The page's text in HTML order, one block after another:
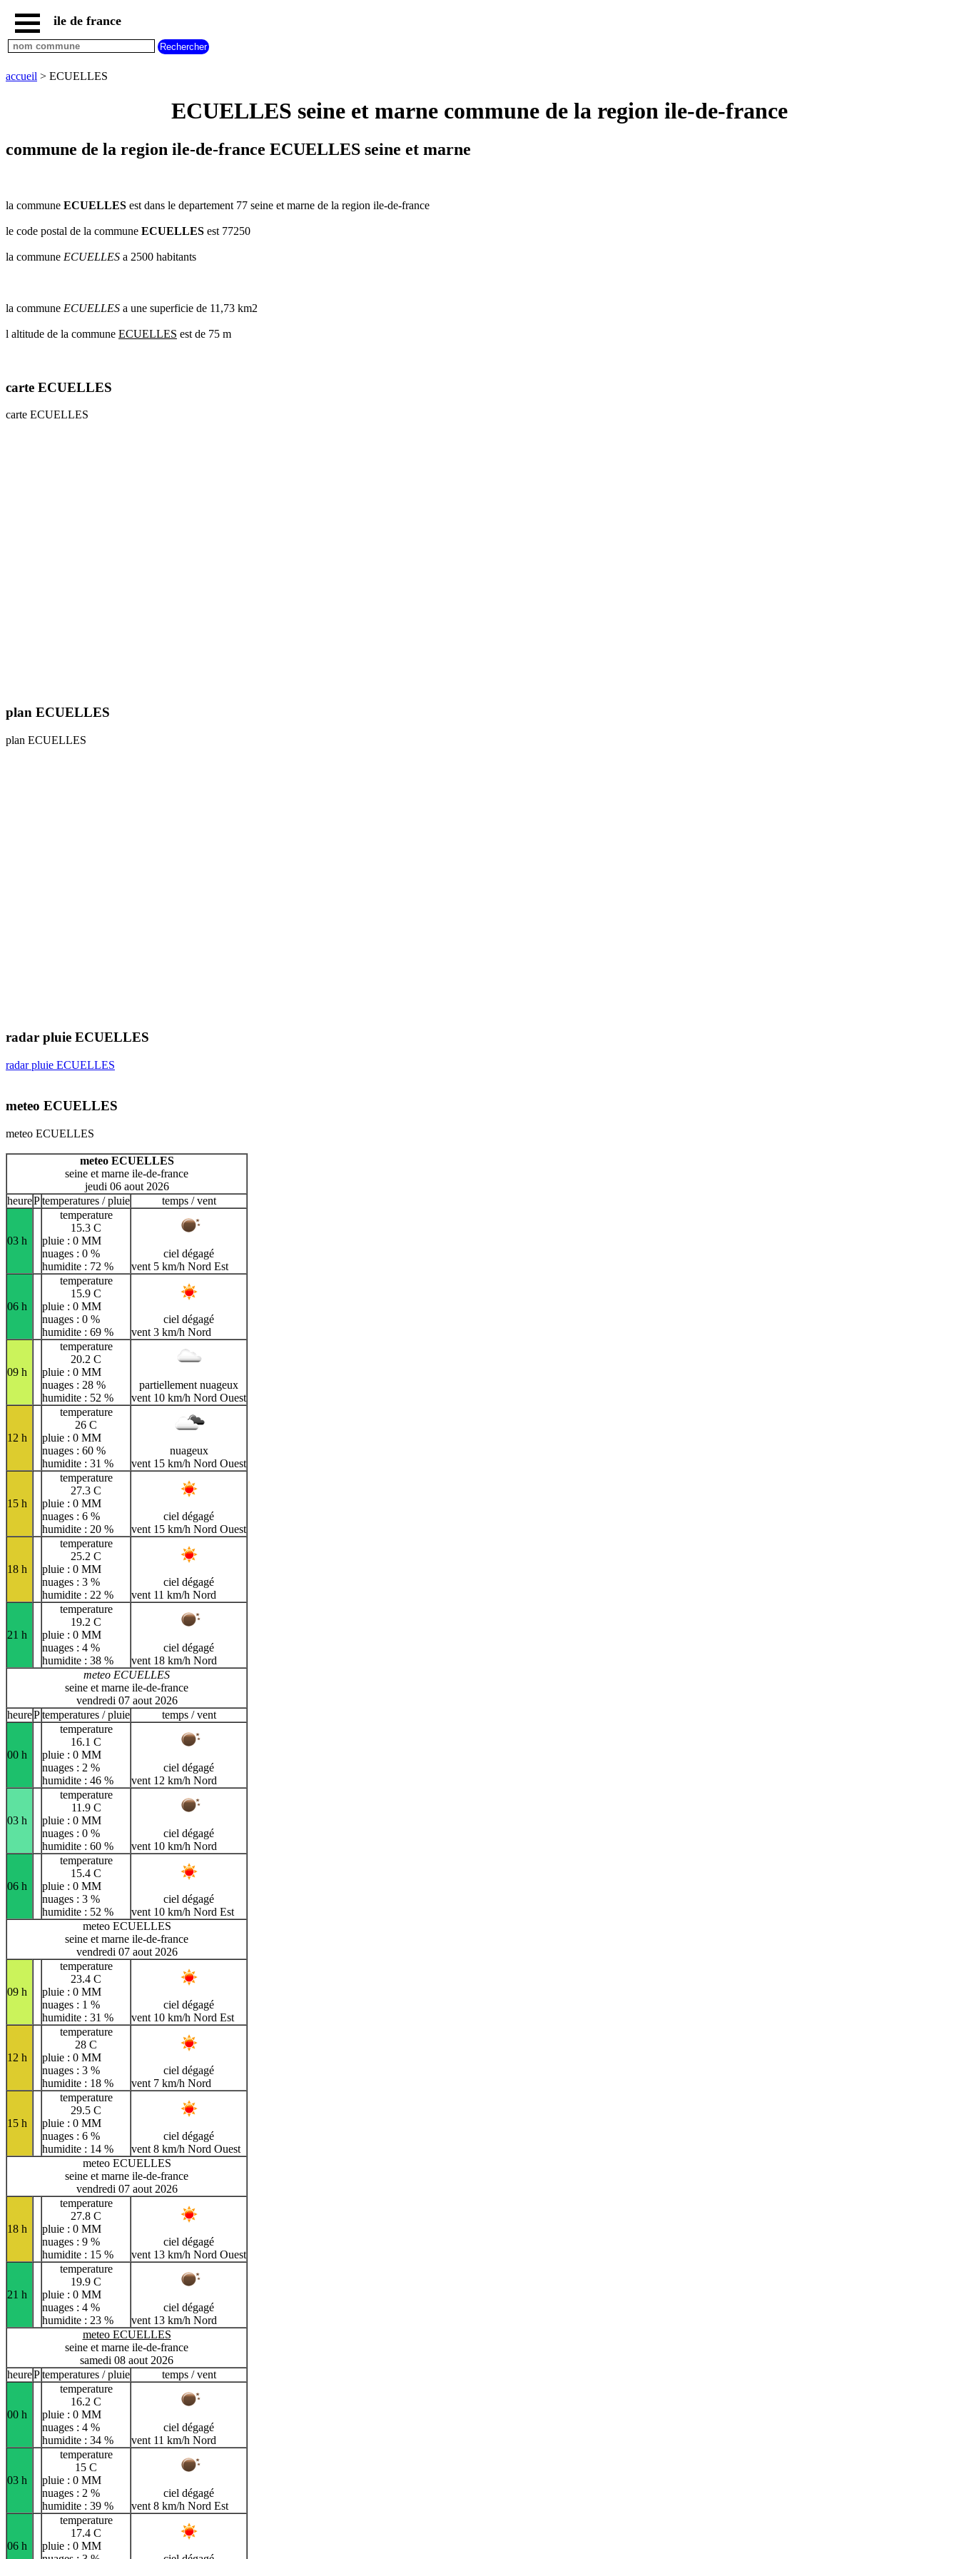
accueil
paris
communes
seine
marne
seine
denis
d
oise
communes
communes
ile de france
accueil > ECUELLES
ECUELLES seine et marne commune de la region ile-de-france
commune de la region ile-de-france ECUELLES seine et marne
la commune ECUELLES est dans le departement 77 seine et marne de la region ile-de-france
le code postal de la commune ECUELLES est 77250
la commune ECUELLES a 2500 habitants
la commune ECUELLES a une superficie de 11,73 km2
l altitude de la commune ECUELLES est de 75 m
carte ECUELLES
carte ECUELLES
plan ECUELLES
plan ECUELLES
radar pluie ECUELLES
radar pluie ECUELLES
meteo ECUELLES
meteo ECUELLES
meteo ECUELLES
seine et marne ile-de-france
jeudi 06 aout 2026
heurePtemperatures / pluie temps / vent
03 h
temperature
15.3 C
pluie : 0 MM
nuages : 0 %
humidite : 72 %
ciel dégagé
vent 5 km/h Nord Est
06 h
temperature
15.9 C
pluie : 0 MM
nuages : 0 %
humidite : 69 %
ciel dégagé
vent 3 km/h Nord
09 h
temperature
20.2 C
pluie : 0 MM
nuages : 28 %
humidite : 52 %
partiellement nuageux
vent 10 km/h Nord Ouest
12 h
temperature
26 C
pluie : 0 MM
nuages : 60 %
humidite : 31 %
nuageux
vent 15 km/h Nord Ouest
15 h
temperature
27.3 C
pluie : 0 MM
nuages : 6 %
humidite : 20 %
ciel dégagé
vent 15 km/h Nord Ouest
18 h
temperature
25.2 C
pluie : 0 MM
nuages : 3 %
humidite : 22 %
ciel dégagé
vent 11 km/h Nord
21 h
temperature
19.2 C
pluie : 0 MM
nuages : 4 %
humidite : 38 %
ciel dégagé
vent 18 km/h Nord
meteo ECUELLES
seine et marne ile-de-france
vendredi 07 aout 2026
heurePtemperatures / pluie temps / vent
00 h
temperature
16.1 C
pluie : 0 MM
nuages : 2 %
humidite : 46 %
ciel dégagé
vent 12 km/h Nord
03 h
temperature
11.9 C
pluie : 0 MM
nuages : 0 %
humidite : 60 %
ciel dégagé
vent 10 km/h Nord
06 h
temperature
15.4 C
pluie : 0 MM
nuages : 3 %
humidite : 52 %
ciel dégagé
vent 10 km/h Nord Est
meteo ECUELLES
seine et marne ile-de-france
vendredi 07 aout 2026
09 h
temperature
23.4 C
pluie : 0 MM
nuages : 1 %
humidite : 31 %
ciel dégagé
vent 10 km/h Nord Est
12 h
temperature
28 C
pluie : 0 MM
nuages : 3 %
humidite : 18 %
ciel dégagé
vent 7 km/h Nord
15 h
temperature
29.5 C
pluie : 0 MM
nuages : 6 %
humidite : 14 %
ciel dégagé
vent 8 km/h Nord Ouest
meteo ECUELLES
seine et marne ile-de-france
vendredi 07 aout 2026
18 h
temperature
27.8 C
pluie : 0 MM
nuages : 9 %
humidite : 15 %
ciel dégagé
vent 13 km/h Nord Ouest
21 h
temperature
19.9 C
pluie : 0 MM
nuages : 4 %
humidite : 23 %
ciel dégagé
vent 13 km/h Nord
meteo ECUELLES
seine et marne ile-de-france
samedi 08 aout 2026
heurePtemperatures / pluie temps / vent
00 h
temperature
16.2 C
pluie : 0 MM
nuages : 4 %
humidite : 34 %
ciel dégagé
vent 11 km/h Nord
03 h
temperature
15 C
pluie : 0 MM
nuages : 2 %
humidite : 39 %
ciel dégagé
vent 8 km/h Nord Est
06 h
temperature
17.4 C
pluie : 0 MM